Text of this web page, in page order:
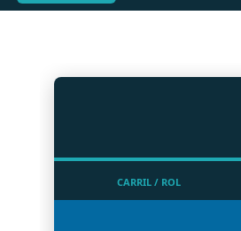
CARRIL / ROL